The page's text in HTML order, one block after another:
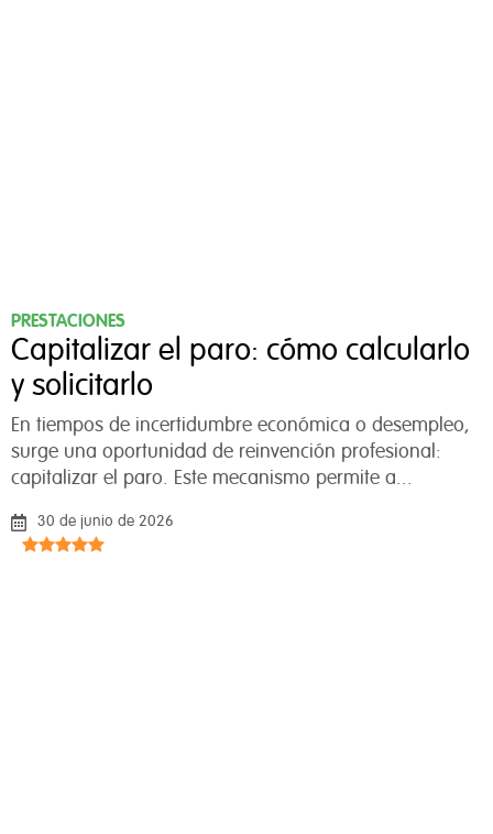
PRESTACIONES
Capitalizar el paro: cómo calcularlo
y solicitarlo
En tiempos de incertidumbre económica o desempleo,
surge una oportunidad de reinvención profesional:
capitalizar el paro. Este mecanismo permite a...
30 de junio de 2026